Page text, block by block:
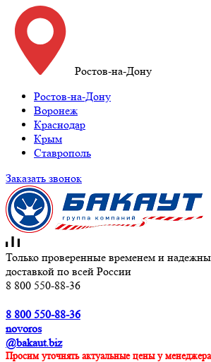
Ростов-на-Дону
Ростов-на-Дону
Воронеж
Краснодар
Крым
Ставрополь
Заказать звонок
Только проверенные временем и
доставкой по всей России
8 800 550-88-36
8 800 550-88-36
novoros
@bakaut.biz
Просим уточнять актуальные цены у